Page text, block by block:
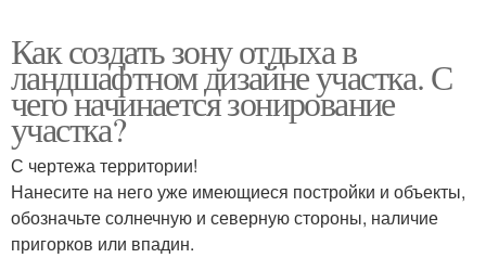
Как создать зону отдыха в
ландшафтном дизайне участка. С
чего начинается зонирование
участка?
С чертежа территории!
Нанесите на него уже имеющиеся постройки и объекты,
обозначьте солнечную и северную стороны, наличие
пригорков или впадин.